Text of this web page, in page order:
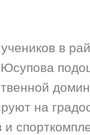
в
на